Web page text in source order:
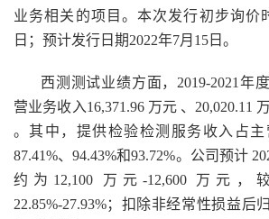
业务相关的项目。本次发行初步询价
日；预计发行日期2022年7月15日。
西测测试业绩方面，2019-2021年
营业务收入16,371.96 万元 、20,020.11
。其中，提供检验检测服务收入占
87.41%、94.43%和93.72%。公司预计
约为12,100 万元-12,600 万元
22.85%-27.93%；扣除非经常性损益后